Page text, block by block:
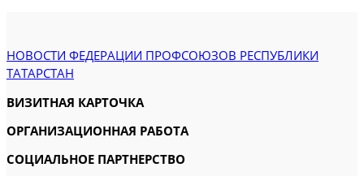
НОВОСТИ ФЕДЕРАЦИИ ПРОФСОЮЗОВ РЕСПУБЛИКИ
ТАТАРСТАН
ВИЗИТНАЯ КАРТОЧКА
ОРГАНИЗАЦИОННАЯ РАБОТА
СОЦИАЛЬНОЕ ПАРТНЕРСТВО